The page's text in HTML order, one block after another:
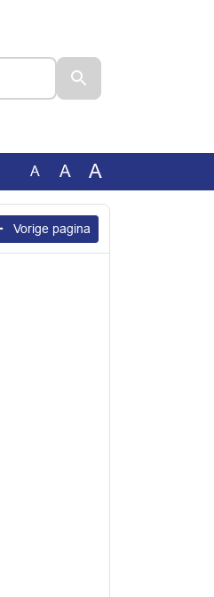
A A A
Vorige pagina